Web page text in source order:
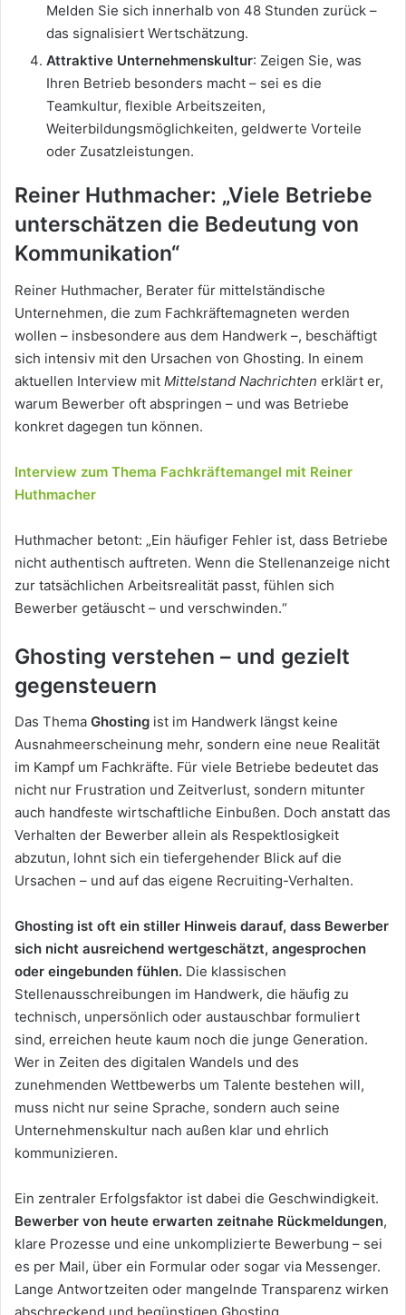
Melden Sie sich innerhalb von 48 Stunden zurück –
das signalisiert Wertschätzung.
Attraktive Unternehmenskultur: Zeigen Sie, was
Ihren Betrieb besonders macht – sei es die
Teamkultur, flexible Arbeitszeiten,
Weiterbildungsmöglichkeiten, geldwerte Vorteile
oder Zusatzleistungen.
Reiner Huthmacher: „Viele Betriebe
unterschätzen die Bedeutung von
Kommunikation“
Reiner Huthmacher, Berater für mittelständische
Unternehmen, die zum Fachkräftemagneten werden
wollen – insbesondere aus dem Handwerk –, beschäftigt
sich intensiv mit den Ursachen von Ghosting. In einem
aktuellen Interview mit Mittelstand Nachrichten erklärt er,
warum Bewerber oft abspringen – und was Betriebe
konkret dagegen tun können.
Interview zum Thema Fachkräftemangel mit Reiner
Huthmacher
Huthmacher betont: „Ein häufiger Fehler ist, dass Betriebe
nicht authentisch auftreten. Wenn die Stellenanzeige nicht
zur tatsächlichen Arbeitsrealität passt, fühlen sich
Bewerber getäuscht – und verschwinden.“
Ghosting verstehen – und gezielt
gegensteuern
Das Thema Ghosting ist im Handwerk längst keine
Ausnahmeerscheinung mehr, sondern eine neue Realität
im Kampf um Fachkräfte. Für viele Betriebe bedeutet das
nicht nur Frustration und Zeitverlust, sondern mitunter
auch handfeste wirtschaftliche Einbußen. Doch anstatt das
Verhalten der Bewerber allein als Respektlosigkeit
abzutun, lohnt sich ein tiefergehender Blick auf die
Ursachen – und auf das eigene Recruiting-Verhalten.
Ghosting ist oft ein stiller Hinweis darauf, dass Bewerber
sich nicht ausreichend wertgeschätzt, angesprochen
oder eingebunden fühlen. Die klassischen
Stellenausschreibungen im Handwerk, die häufig zu
technisch, unpersönlich oder austauschbar formuliert
sind, erreichen heute kaum noch die junge Generation.
Wer in Zeiten des digitalen Wandels und des
zunehmenden Wettbewerbs um Talente bestehen will,
muss nicht nur seine Sprache, sondern auch seine
Unternehmenskultur nach außen klar und ehrlich
kommunizieren.
Ein zentraler Erfolgsfaktor ist dabei die Geschwindigkeit.
Bewerber von heute erwarten zeitnahe Rückmeldungen,
klare Prozesse und eine unkomplizierte Bewerbung – sei
es per Mail, über ein Formular oder sogar via Messenger.
Lange Antwortzeiten oder mangelnde Transparenz wirken